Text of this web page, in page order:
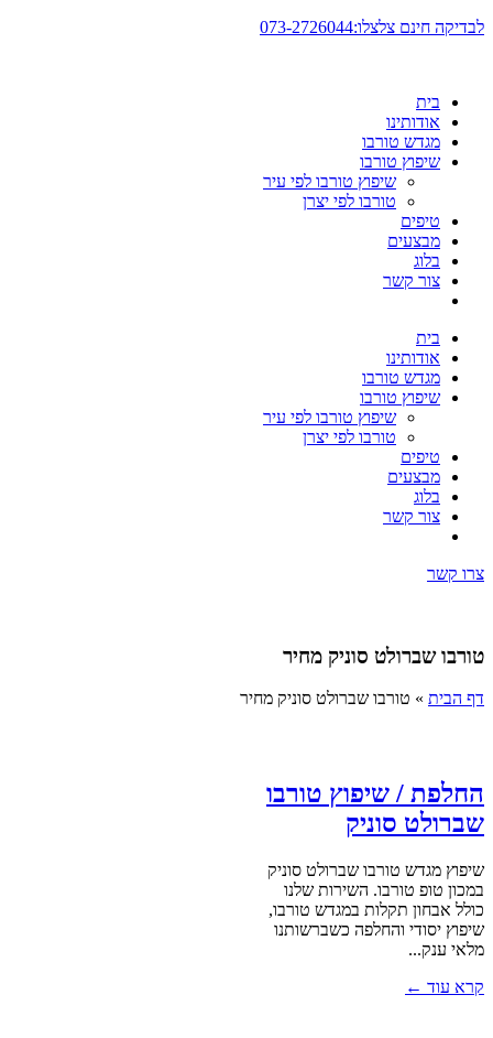
דלג
לבדיקה חינם צלצלו:073-2726044
בית
אודותינו
מגדש טורבו
שיפוץ טורבו
שיפוץ טורבו לפי עיר
טורבו לפי יצרן
טיפים
מבצעים
בלוג
צור קשר
בית
אודותינו
מגדש טורבו
שיפוץ טורבו
שיפוץ טורבו לפי עיר
טורבו לפי יצרן
טיפים
מבצעים
בלוג
צור קשר
צרו קשר
טורבו שברולט סוניק מחיר
דף הבית» טורבו שברולט סוניק מחיר
החלפת / שיפוץ טורבו
שברולט סוניק
שיפוץ מגדש טורבו שברולט סוניק
במכון טופ טורבו. השירות שלנו
כולל אבחון תקלות במגדש טורבו,
שיפוץ יסודי והחלפה כשברשותנו
מלאי ענק...
קרא עוד ←